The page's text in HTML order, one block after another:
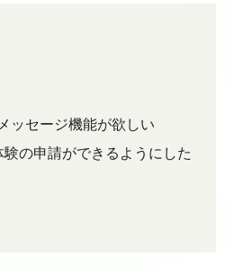
ッセージ機能が欲しい
験の申請ができるようにした